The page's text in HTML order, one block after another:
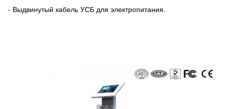
- Выдвинутый кабель УСБ для электропитания.